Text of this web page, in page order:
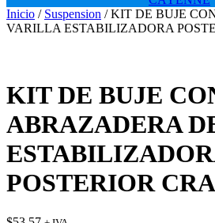
Inicio / Suspension / KIT DE BUJE
VARILLA ESTABILIZADORA
KIT DE BUJE
ABRAZADERA
POSTERIOR